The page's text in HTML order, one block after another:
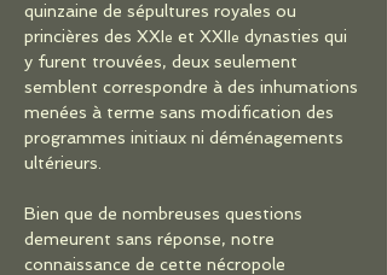
quinzaine de sépultures royales ou
princières des XXIe et XXIIe dynasties qui
y furent trouvées, deux seulement
semblent correspondre à des inhumations
menées à terme sans modification des
programmes initiaux ni déménagements
ultérieurs.
Bien que de nombreuses questions
demeurent sans réponse, notre
connaissance de cette nécropole